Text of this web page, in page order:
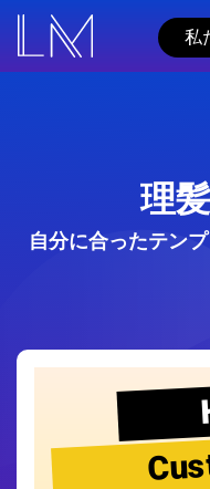
私
理
自分に合ったテン